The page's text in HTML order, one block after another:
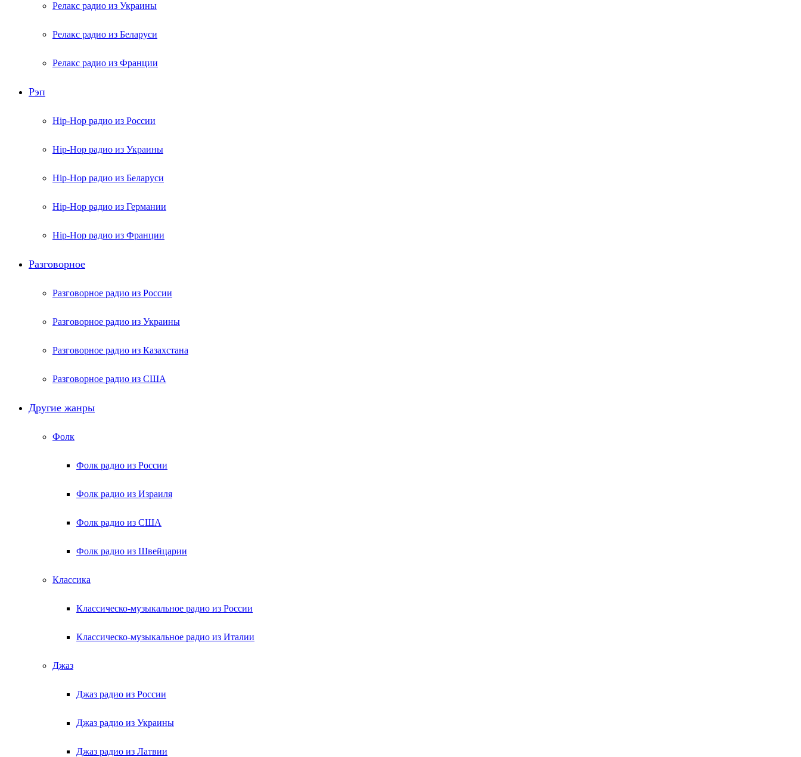
Релакс радио из Украины
Релакс радио из Беларуси
Релакс радио из Франции
Рэп
Hip-Hop радио из России
Hip-Hop радио из Украины
Hip-Hop радио из Беларуси
Hip-Hop радио из Германии
Hip-Hop радио из Франции
Разговорное
Разговорное радио из России
Разговорное радио из Украины
Разговорное радио из Казахстана
Разговорное радио из США
Другие жанры
Фолк
Фолк радио из России
Фолк радио из Израиля
Фолк радио из США
Фолк радио из Швейцарии
Классика
Классическо-музыкальное радио из России
Классическо-музыкальное радио из Италии
Джаз
Джаз радио из России
Джаз радио из Украины
Джаз радио из Латвии